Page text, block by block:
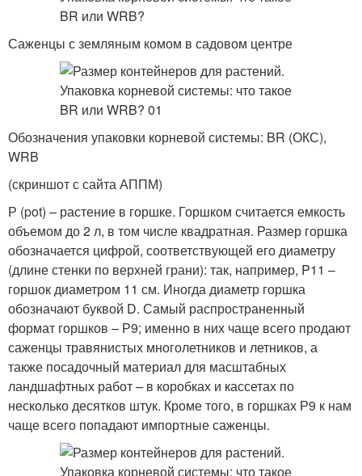
Саженцы с земляным комом в садовом центре
Обозначения упаковки корневой системы: BR (ОКС),
WRB
(скриншот с сайта АППМ)
Р (pot) – растение в горшке. Горшком считается емкость
объемом до 2 л, в том числе квадратная. Размер горшка
обозначается цифрой, соответствующей его диаметру
(длине стенки по верхней грани): так, например, P11 –
горшок диаметром 11 см. Иногда диаметр горшка
обозначают буквой D. Самый распространенный
формат горшков – Р9; именно в них чаще всего продают
саженцы травянистых многолетников и летников, а
также посадочный материал для масштабных
ландшафтных работ – в коробках и кассетах по
несколько десятков штук. Кроме того, в горшках Р9 к нам
чаще всего попадают импортные саженцы.